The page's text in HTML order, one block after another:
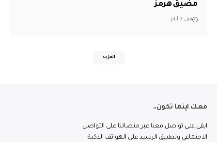
مضيق هرمز
قبل 3 أيام
المزيد
معك اينما تكون..
ابقى على تواصل معنا عبر منصاتنا على التواصل
الاجتماعي وتطبيق الرشيد على الهواتف الذكية.